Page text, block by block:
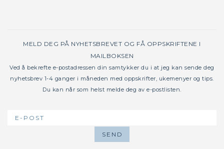
MELD DEG PÅ NYHETSBREVET OG FÅ OPPSKRIFTENE I
MAILBOKSEN
Ved å bekrefte e-postadressen din samtykker du i at jeg kan sende deg
nyhetsbrev 1-4 ganger i måneden med oppskrifter, ukemenyer og tips.
Du kan når som helst melde deg av e-postlisten.